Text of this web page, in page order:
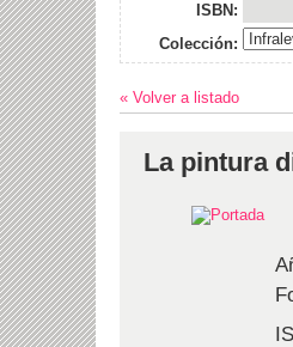
ISBN:
Colección:
« Volver a listado
La pintura